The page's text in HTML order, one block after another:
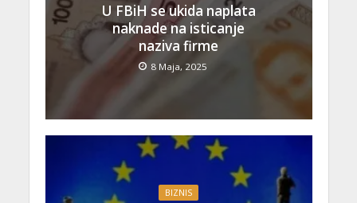
U FBiH se ukida naplata
naknade na isticanje
naziva firme
8 Maja, 2025
BIZNIS